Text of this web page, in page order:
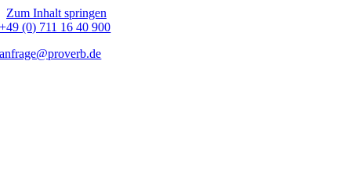
Zum Inhalt springen
+49 (0) 711 16 40 900
anfrage@proverb.de